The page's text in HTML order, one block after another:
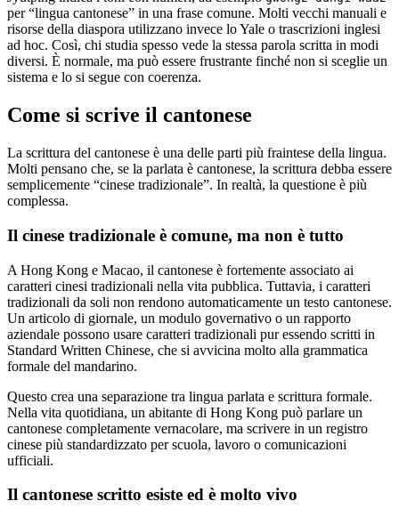
per “lingua cantonese” in una frase comune. Molti vecchi manuali e
risorse della diaspora utilizzano invece lo Yale o trascrizioni inglesi
ad hoc. Così, chi studia spesso vede la stessa parola scritta in modi
diversi. È normale, ma può essere frustrante finché non si sceglie un
sistema e lo si segue con coerenza.
Come si scrive il cantonese
La scrittura del cantonese è una delle parti più fraintese della lingua.
Molti pensano che, se la parlata è cantonese, la scrittura debba essere
semplicemente “cinese tradizionale”. In realtà, la questione è più
complessa.
Il cinese tradizionale è comune, ma non è tutto
A Hong Kong e Macao, il cantonese è fortemente associato ai
caratteri cinesi tradizionali nella vita pubblica. Tuttavia, i caratteri
tradizionali da soli non rendono automaticamente un testo cantonese.
Un articolo di giornale, un modulo governativo o un rapporto
aziendale possono usare caratteri tradizionali pur essendo scritti in
Standard Written Chinese, che si avvicina molto alla grammatica
formale del mandarino.
Questo crea una separazione tra lingua parlata e scrittura formale.
Nella vita quotidiana, un abitante di Hong Kong può parlare un
cantonese completamente vernacolare, ma scrivere in un registro
cinese più standardizzato per scuola, lavoro o comunicazioni
ufficiali.
Il cantonese scritto esiste ed è molto vivo